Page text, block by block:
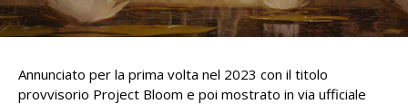
Annunciato per la prima volta nel 2023 con il titolo
provvisorio Project Bloom e poi mostrato in via ufficiale